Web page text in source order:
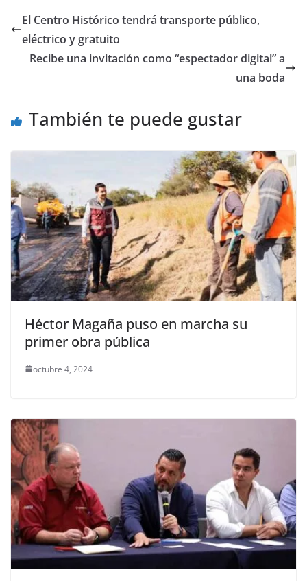
e
b
o
er l s
p
y
n
gr
m
e
El Centro Histórico tendrá transporte público,
eléctrico y gratuito
Recibe una invitación como “espectador digital” a
una boda
También te puede gustar
Héctor Magaña puso en marcha su
primer obra pública
octubre 4, 2024